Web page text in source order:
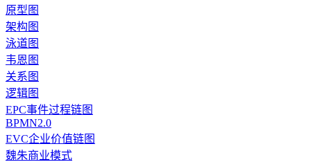
原型图
架构图
泳道图
韦恩图
关系图
逻辑图
EPC事件过程链图
BPMN2.0
EVC企业价值链图
魏朱商业模式